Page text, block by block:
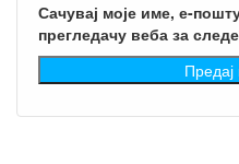
Сачувај моје име, е-
прегледачу веба за